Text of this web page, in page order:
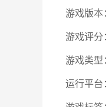
游戏版本：
游戏评分：
游戏类型：
运行平台：